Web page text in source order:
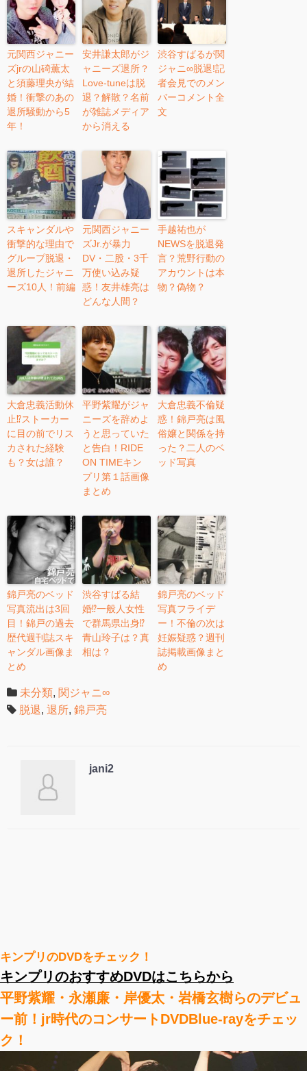
元関西ジャニー
ズjrの山碕薫太
と須藤理央が結
婚！衝撃のあの
退所騒動から5
年！
安井謙太郎がジ
ャニーズ退所？
Love-tuneは脱
退？解散？名前
が雑誌メディア
から消える
渋谷すばるが関
ジャニ∞脱退!記
者会見でのメン
バーコメント全
文
スキャンダルや
衝撃的な理由で
グループ脱退・
退所したジャニ
ーズ10人！前編
元関西ジャニー
ズJr.が暴力
DV・二股・3千
万使い込み疑
惑！友井雄亮は
どんな人間？
手越祐也が
NEWSを脱退発
言？荒野行動の
アカウントは本
物？偽物？
大倉忠義活動休
止⁉︎ストーカー
に目の前でリス
カされた経験
も？女は誰？
平野紫耀がジャ
ニーズを辞めよ
うと思っていた
と告白！RIDE
ON TIMEキン
プリ第１話画像
まとめ
大倉忠義不倫疑
惑！錦戸亮は風
俗嬢と関係を持
った？二人のベ
ッド写真
錦戸亮のベッド
写真流出は3回
目！錦戸の過去
歴代週刊誌スキ
ャンダル画像ま
とめ
渋谷すばる結
婚⁉︎一般人女性
で群馬県出身⁉︎
青山玲子は？真
相は？
錦戸亮のベッド
写真フライデ
ー！不倫の次は
妊娠疑惑？週刊
誌掲載画像まと
め
未分類, 関ジャニ∞
脱退, 退所, 錦戸亮
jani2
キンプリのDVDをチェック！
キンプリのおすすめDVDはこちらから
平野紫耀・永瀬廉・岸優太・岩橋玄樹らのデビュ
ー前！jr時代のコンサートDVDBlue-rayをチェッ
ク！